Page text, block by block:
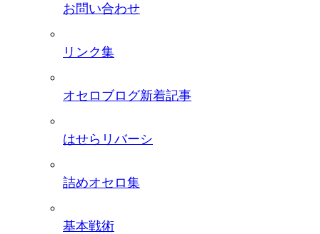
お問い合わせ
リンク集
オセロブログ新着記事
はせらリバーシ
詰めオセロ集
基本戦術